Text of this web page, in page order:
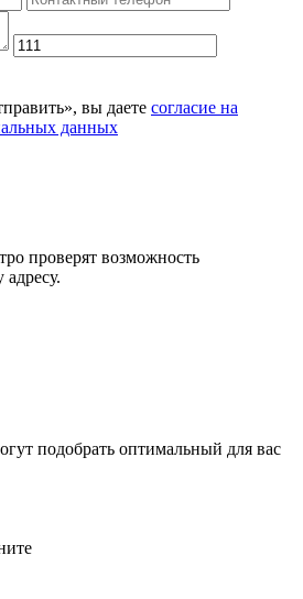
вы даете согласие на
данных
проверят возможность
подобрать оптимальный для вас